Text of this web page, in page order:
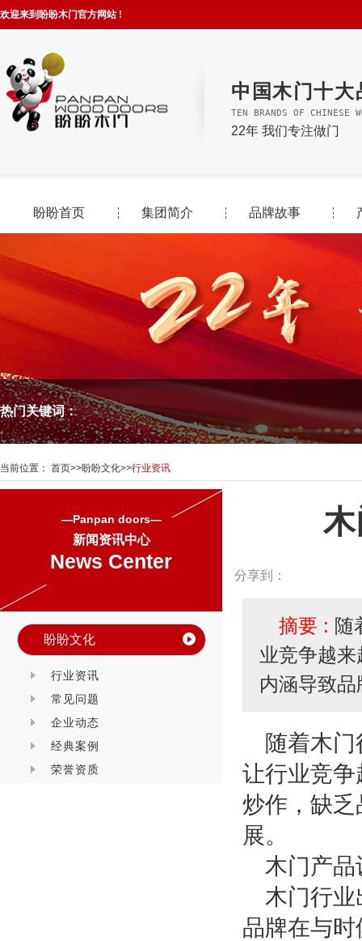
欢迎来到盼盼木门官方网站 !
中国木门十大
TEN BRANDS OF CHINESE
22年 我们专注做门
盼盼首页 集团简介 品牌故事
热门关键词：
当前位置： 首页>>盼盼文化>>行业资讯
—Panpan doors—
新闻资讯中心
News Center
盼盼文化
行业资讯
常见问题
企业动态
经典案例
荣誉资质
分享到：
摘要 : 随
业竞争越
内涵导致品
随着木
让行业竞
炒作，缺
展。
木门产品
木门行业
品牌在与